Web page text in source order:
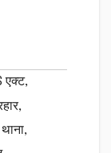
एक्ट,
,
,